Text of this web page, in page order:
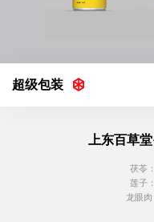
超级包装
上东百草
茯苓
莲子
龙眼